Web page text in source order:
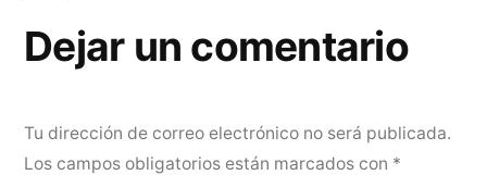
Dejar un comentario
Tu dirección de correo electrónico no será publicada.
Los campos obligatorios están marcados con *